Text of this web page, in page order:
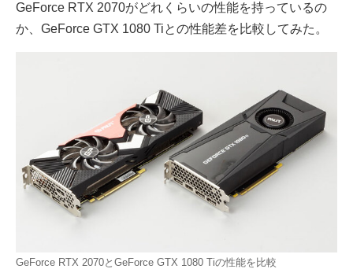
GeForce RTX 2070がどれくらいの性能を持っているの
か、GeForce GTX 1080 Tiとの性能差を比較してみた。
GeForce RTX 2070とGeForce GTX 1080 Tiの性能を比較